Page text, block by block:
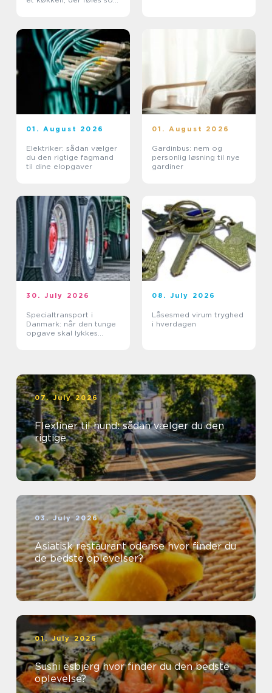
01. August 2026
Elektriker: sådan vælger
du den rigtige fagmand
til dine elopgaver
01. August 2026
Gardinbus: nem og
personlig løsning til nye
gardiner
30. July 2026
Specialtransport i
Danmark: når den tunge
opgave skal lykkes
08. July 2026
Låsesmed virum tryghed
i hverdagen
07. July 2026
Flexliner til hund: sådan vælger du den
rigtige
03. July 2026
Asiatisk restaurant odense hvor finder du
de bedste oplevelser?
01. July 2026
Sushi esbjerg hvor finder du den bedste
oplevelse?